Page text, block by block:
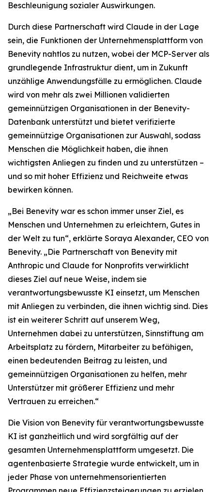
Beschleunigung sozialer Auswirkungen.
Durch diese Partnerschaft wird Claude in der Lage
sein, die Funktionen der Unternehmensplattform von
Benevity nahtlos zu nutzen, wobei der MCP-Server als
grundlegende Infrastruktur dient, um in Zukunft
unzählige Anwendungsfälle zu ermöglichen. Claude
wird von mehr als zwei Millionen validierten
gemeinnützigen Organisationen in der Benevity-
Datenbank unterstützt und bietet verifizierte
gemeinnützige Organisationen zur Auswahl, sodass
Menschen die Möglichkeit haben, die ihnen
wichtigsten Anliegen zu finden und zu unterstützen –
und so mit hoher Effizienz und Reichweite etwas
bewirken können.
„Bei Benevity war es schon immer unser Ziel, es
Menschen und Unternehmen zu erleichtern, Gutes in
der Welt zu tun“, erklärte Soraya Alexander, CEO von
Benevity. „Die Partnerschaft von Benevity mit
Anthropic und Claude for Nonprofits verwirklicht
dieses Ziel auf neue Weise, indem sie
verantwortungsbewusste KI einsetzt, um Menschen
mit Anliegen zu verbinden, die ihnen wichtig sind. Dies
ist ein weiterer Schritt auf unserem Weg,
Unternehmen dabei zu unterstützen, Sinnstiftung am
Arbeitsplatz zu fördern, Mitarbeiter zu befähigen,
einen bedeutenden Beitrag zu leisten, und
gemeinnützigen Organisationen zu helfen, mehr
Unterstützer mit größerer Effizienz und mehr
Vertrauen zu erreichen.“
Die Vision von Benevity für verantwortungsbewusste
KI ist ganzheitlich und wird sorgfältig auf der
gesamten Unternehmensplattform umgesetzt. Die
agentenbasierte Strategie wurde entwickelt, um in
jeder Phase von unternehmensorientierten